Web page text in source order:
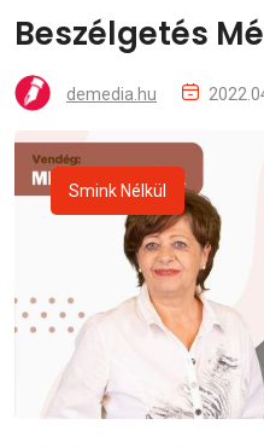
Beszélgetés
demedia.hu
Smink Nélkül